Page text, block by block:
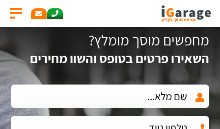
מחפשים מוסך מומלץ?
השאירו פרטים בטופס והשוו מחירים